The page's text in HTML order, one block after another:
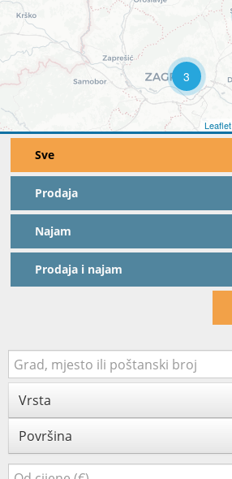
IZDVOJENE
O NAMA
KONTAKT
3
Leaflet
Sve
Prodaja
Najam
Prodaja i najam
Vrsta
Površina